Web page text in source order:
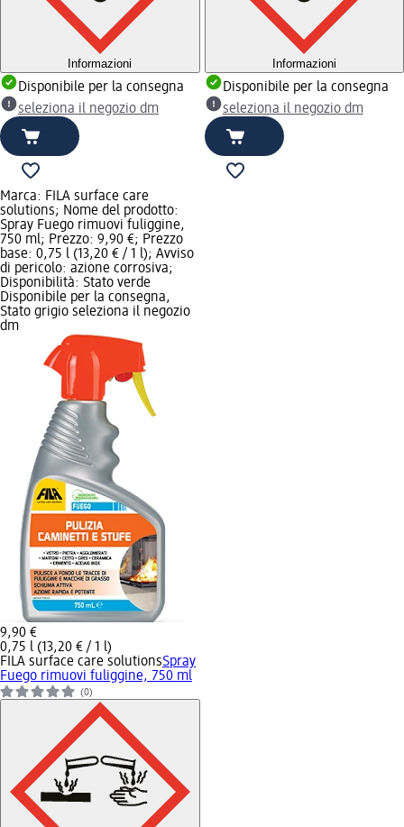
Informazioni
Disponibile per la consegna
seleziona il negozio dm
Informazioni
Disponibile per la consegna
seleziona il negozio dm
Marca: FILA surface care
solutions; Nome del prodotto:
Spray Fuego rimuovi fuliggine,
750 ml; Prezzo: 9,90 €; Prezzo
base: 0,75 l (13,20 € / 1 l); Avviso
di pericolo: azione corrosiva;
Disponibilità: Stato verde
Disponibile per la consegna,
Stato grigio seleziona il negozio
dm
9,90 €
0,75 l (13,20 € / 1 l)
FILA surface care solutionsSpray
Fuego rimuovi fuliggine, 750 ml
(0)